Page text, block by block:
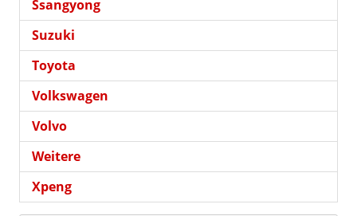
Ssangyong
Suzuki
Toyota
Volkswagen
Volvo
Weitere
Xpeng